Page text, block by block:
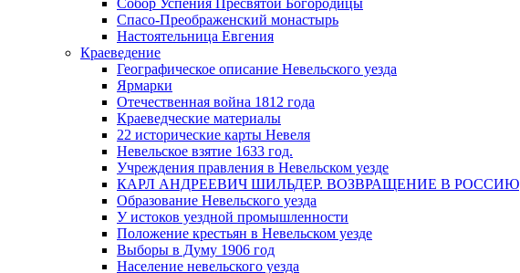
Спасо-Преображенский монастырь
Настоятельница Евгения
Краеведение
Географическое описание Невельского уезда
Ярмарки
Отечественная война 1812 года
Краеведческие материалы
22 исторические карты Невеля
Невельское взятие 1633 год.
Учреждения правления в Невельском уезде
КАРЛ АНДРЕЕВИЧ ШИЛЬДЕР. ВОЗВРАЩЕНИЕ В РОССИЮ
Образование Невельского уезда
У истоков уездной промышленности
Положение крестьян в Невельском уезде
Выборы в Думу 1906 год
Население невельского уезда